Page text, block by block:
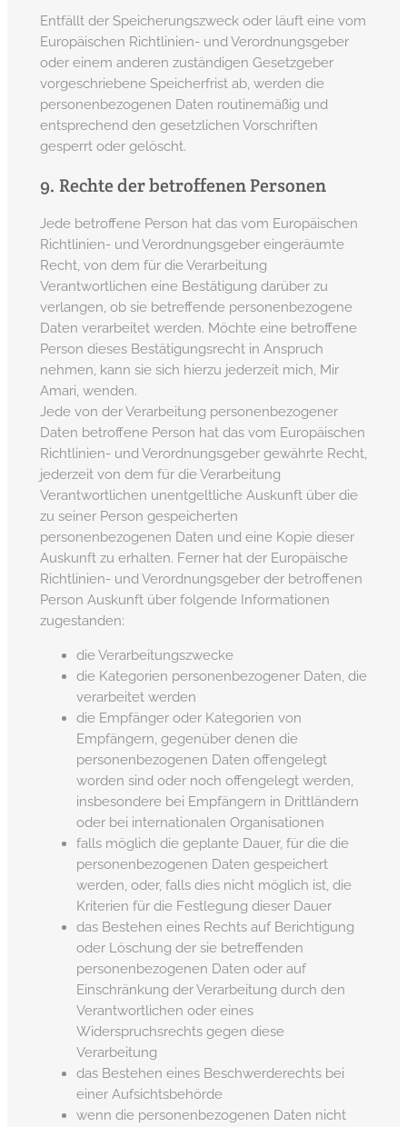
Entfällt der Speicherungszweck oder läuft eine vom
Europäischen Richtlinien- und Verordnungsgeber
oder einem anderen zuständigen Gesetzgeber
vorgeschriebene Speicherfrist ab, werden die
personenbezogenen Daten routinemäßig und
entsprechend den gesetzlichen Vorschriften
gesperrt oder gelöscht.
9. Rechte der betroffenen Personen
Jede betroffene Person hat das vom Europäischen
Richtlinien- und Verordnungsgeber eingeräumte
Recht, von dem für die Verarbeitung
Verantwortlichen eine Bestätigung darüber zu
verlangen, ob sie betreffende personenbezogene
Daten verarbeitet werden. Möchte eine betroffene
Person dieses Bestätigungsrecht in Anspruch
nehmen, kann sie sich hierzu jederzeit mich, Mir
Amari, wenden.
Jede von der Verarbeitung personenbezogener
Daten betroffene Person hat das vom Europäischen
Richtlinien- und Verordnungsgeber gewährte Recht,
jederzeit von dem für die Verarbeitung
Verantwortlichen unentgeltliche Auskunft über die
zu seiner Person gespeicherten
personenbezogenen Daten und eine Kopie dieser
Auskunft zu erhalten. Ferner hat der Europäische
Richtlinien- und Verordnungsgeber der betroffenen
Person Auskunft über folgende Informationen
zugestanden:
die Verarbeitungszwecke
die Kategorien personenbezogener Daten, die
verarbeitet werden
die Empfänger oder Kategorien von
Empfängern, gegenüber denen die
personenbezogenen Daten offengelegt
worden sind oder noch offengelegt werden,
insbesondere bei Empfängern in Drittländern
oder bei internationalen Organisationen
falls möglich die geplante Dauer, für die die
personenbezogenen Daten gespeichert
werden, oder, falls dies nicht möglich ist, die
Kriterien für die Festlegung dieser Dauer
das Bestehen eines Rechts auf Berichtigung
oder Löschung der sie betreffenden
personenbezogenen Daten oder auf
Einschränkung der Verarbeitung durch den
Verantwortlichen oder eines
Widerspruchsrechts gegen diese
Verarbeitung
das Bestehen eines Beschwerderechts bei
einer Aufsichtsbehörde
wenn die personenbezogenen Daten nicht